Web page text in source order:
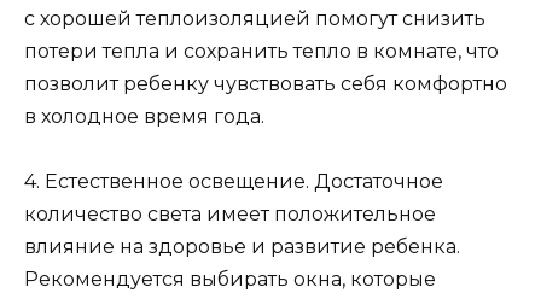
с хорошей теплоизоляцией помогут снизить
потери тепла и сохранить тепло в комнате, что
позволит ребенку чувствовать себя комфортно
в холодное время года.
4. Естественное освещение. Достаточное
количество света имеет положительное
влияние на здоровье и развитие ребенка.
Рекомендуется выбирать окна, которые